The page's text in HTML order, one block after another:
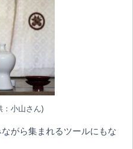
：小山さん)
がら集まれるツールにもな